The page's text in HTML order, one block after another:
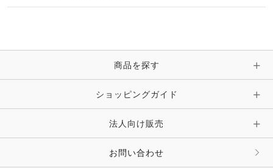
時計・財布・キーケース・革小物
キーホルダー・チャーム・ストラップ
その他 ファッション雑貨
ピン・ブローチ・コサージュ
その他 アクセサリー
商品を探す
ショッピングガイド
法人向け販売
お問い合わせ